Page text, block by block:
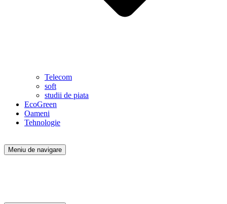
Telecom
soft
studii de piata
EcoGreen
Oameni
Tehnologie
Meniu de navigare